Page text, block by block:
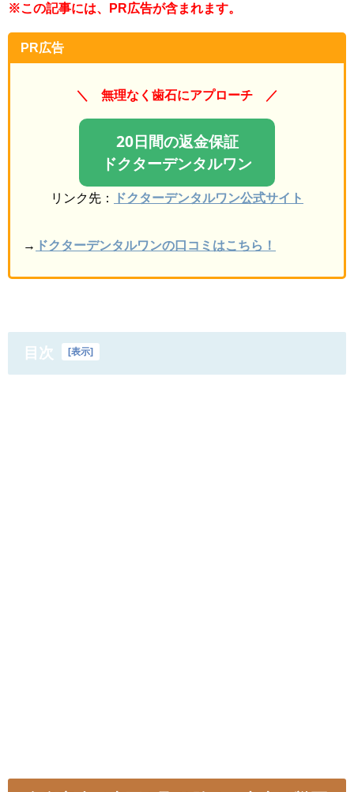
※この記事には、PR広告が含まれます。
PR広告
＼ 無理なく歯石にアプローチ ／
20日間の返金保証
ドクターデンタルワン
リンク先： ドクターデンタルワン公式サイト
→ ドクターデンタルワンの口コミはこちら！
目次 [表示]